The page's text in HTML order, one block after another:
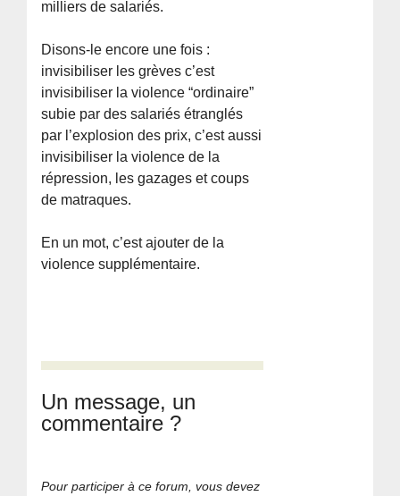
milliers de salariés.
Disons-le encore une fois :
invisibiliser les grèves c’est
invisibiliser la violence “ordinaire”
subie par des salariés étranglés
par l’explosion des prix, c’est aussi
invisibiliser la violence de la
répression, les gazages et coups
de matraques.
En un mot, c’est ajouter de la
violence supplémentaire.
Un message, un
commentaire ?
Pour participer à ce forum, vous devez